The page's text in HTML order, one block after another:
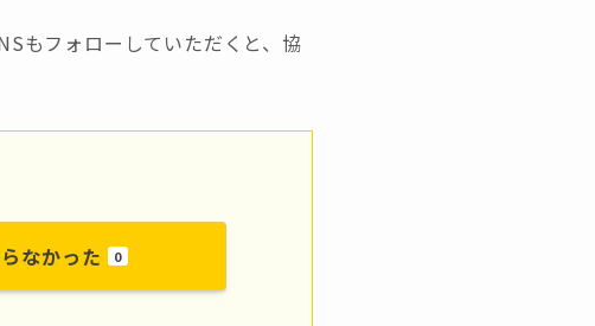
もフォローしていただくと、協
なかった 0